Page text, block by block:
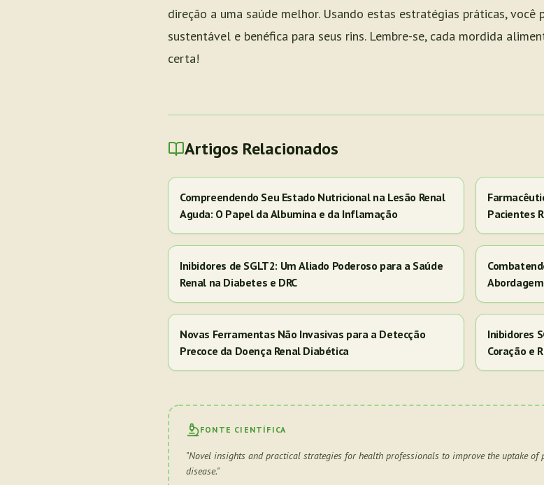
direção a uma saúde melhor. Usando estas estratégias práticas, você
sustentável e benéfica para seus rins. Lembre-se, cada mordida
certa!
Artigos Relacionados
Compreendendo Seu Estado Nutricional na Lesão Renal
Aguda: O Papel da Albumina e da Inflamação
Pacientes
Inibidores de SGLT2: Um Aliado Poderoso para a Saúde
Renal na Diabetes e DRC
Novas Ferramentas Não Invasivas para a Detecção
Precoce da Doença Renal Diabética
Inibidores
Coração e
FONTE CIENTÍFICA
"Novel insights and practical strategies for health professionals to improve the uptake
disease."